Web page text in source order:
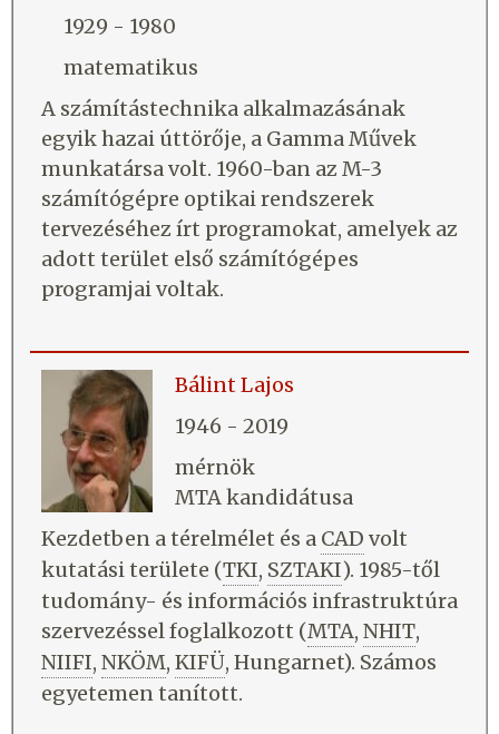
1929 - 1980
matematikus
A számítástechnika alkalmazásának
egyik hazai úttörője, a Gamma Művek
munkatársa volt. 1960-ban az M-3
számítógépre optikai rendszerek
tervezéséhez írt programokat, amelyek az
adott terület első számítógépes
programjai voltak.
Bálint Lajos
1946 - 2019
mérnök
MTA kandidátusa
Kezdetben a térelmélet és a CAD volt
kutatási területe (TKI, SZTAKI). 1985-től
tudomány- és információs infrastruktúra
szervezéssel foglalkozott (MTA, NHIT,
NIIFI, NKÖM, KIFÜ, Hungarnet). Számos
egyetemen tanított.